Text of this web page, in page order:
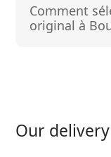
Comment
original à
Our